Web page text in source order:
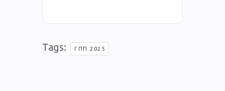
Tags: ΓΠΠ 2025